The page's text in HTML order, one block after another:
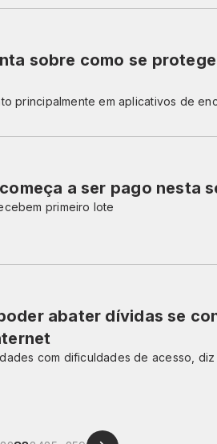
sobre como se
principalmente em aplicativos de
a ser pago nesta
primeiro lote
abater dívidas se
com dificuldades de acesso, diz